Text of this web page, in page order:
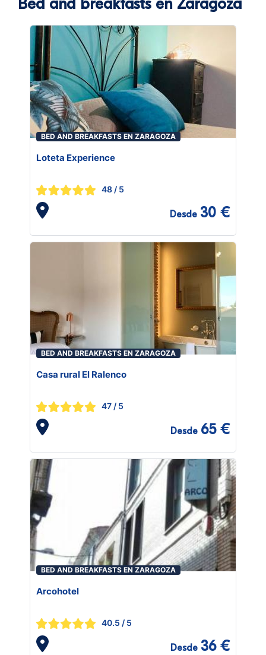
Bed and breakfasts en Zaragoza
BED AND BREAKFASTS EN ZARAGOZA
Loteta Experience
48 / 5
Desde 30 €
BED AND BREAKFASTS EN ZARAGOZA
Casa rural El Ralenco
47 / 5
Desde 65 €
BED AND BREAKFASTS EN ZARAGOZA
Arcohotel
40.5 / 5
Desde 36 €